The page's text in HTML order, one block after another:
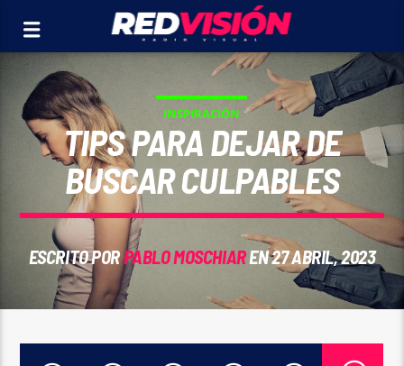
INSPIRACIÓN
TIPS PARA DEJAR DE
BUSCAR CULPABLES
ESCRITO PORPABLO MOSCHIAREN 27 ABRIL, 2023